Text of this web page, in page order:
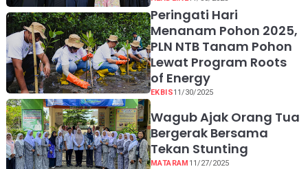
Peringati Hari
Menanam Pohon 2025,
PLN NTB Tanam Pohon
Lewat Program Roots
of Energy
EKBIS11/30/2025
Wagub Ajak Orang Tua
Bergerak Bersama
Tekan Stunting
MATARAM 11/27/2025